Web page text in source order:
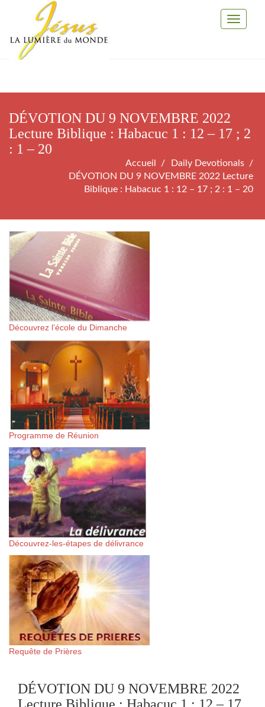
Toggle
DÉVOTION DU 9 NOVEMBRE 2022
Lecture Biblique : Habacuc 1 : 12 – 17 ; 2
: 1 – 20
Accueil
Daily Devotionals
DÉVOTION DU 9 NOVEMBRE 2022 Lecture
Biblique : Habacuc 1 : 12 – 17 ; 2 : 1 – 20
Découvrez l’école du Dimanche
Programme de Réunion
Découvrez-les-étapes de délivrance
Requête de Prières
DÉVOTION DU 9 NOVEMBRE 2022